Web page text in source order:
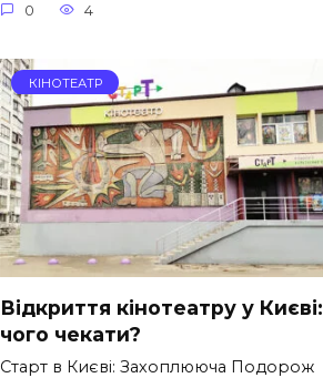
0 4
КІНОТЕАТР
Відкриття кінотеатру у Києві:
чого чекати?
Старт в Києві: Захоплююча Подорож